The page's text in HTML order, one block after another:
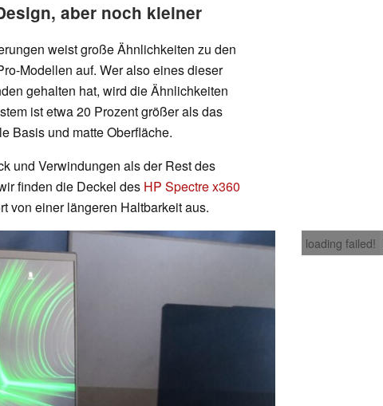
aber noch kleiner
weist große Ähnlichkeiten zu den
Modellen auf. Wer also eines dieser
gehalten hat, wird die Ähnlichkeiten
ist etwa 20 Prozent größer als das
Basis und matte Oberfläche.
und Verwindungen als der Rest des
finden die Deckel des HP Spectre x360
von einer längeren Haltbarkeit aus.
loading failed!